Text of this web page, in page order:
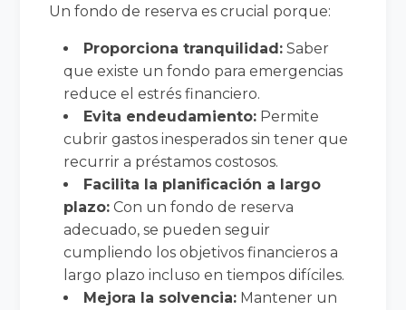
Un fondo de reserva es crucial porque:
Proporciona tranquilidad: Saber
que existe un fondo para emergencias
reduce el estrés financiero.
Evita endeudamiento: Permite
cubrir gastos inesperados sin tener que
recurrir a préstamos costosos.
Facilita la planificación a largo
plazo: Con un fondo de reserva
adecuado, se pueden seguir
cumpliendo los objetivos financieros a
largo plazo incluso en tiempos difíciles.
Mejora la solvencia: Mantener un